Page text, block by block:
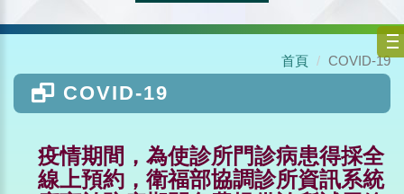
首頁 COVID-19
COVID-19
疫情期間，為使診所門診病患得採全
線上預約，衛福部協調診所資訊系統